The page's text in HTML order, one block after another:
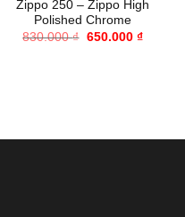
Zippo 250 – Zippo High
Polished Chrome
830.000₫ Giá
650.000 ₫Giá